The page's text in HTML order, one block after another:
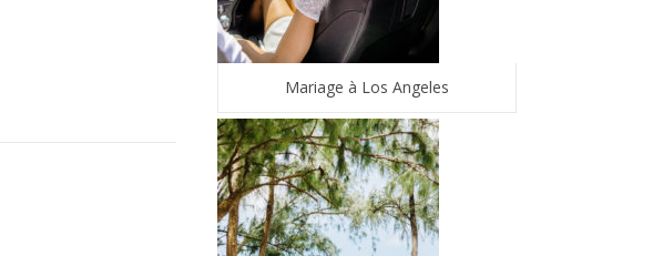
Mariage à Los Angeles